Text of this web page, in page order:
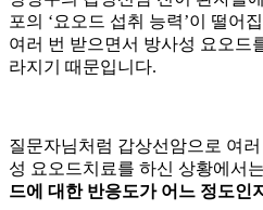
포의 ‘요오드 섭취 능력’이 떨어
여러 번 받으면서 방사성 요오드
라지기 때문입니다.
질문자님처럼 갑상선암으로 여
성 요오드치료를 하신 상황에서는
드에 대한 반응도가 어느 정도인